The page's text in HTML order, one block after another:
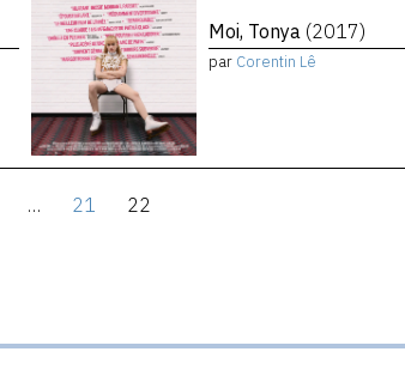
Moi, Tonya (2017)
par Corentin Lê
… 21 22